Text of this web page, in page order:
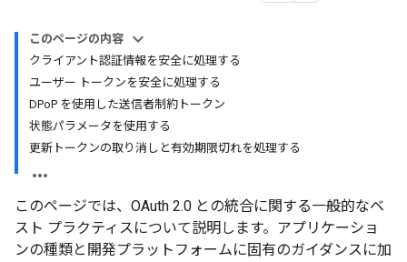
このページの内容
クライアント認証情報を安全に処理する
ユーザー トークンを安全に処理する
DPoP を使用した送信者制約トークン
状態パラメータを使用する
更新トークンの取り消しと有効期限切れを処理する
このページでは、OAuth 2.0 との統合に関する一般的なベ
スト プラクティスについて説明します。アプリケーショ
ンの種類と開発プラットフォームに固有のガイダンスに加